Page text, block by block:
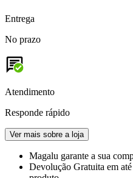
Entrega
No prazo
Atendimento
Responde rápido
Ver mais sobre a loja
Magalu garante a sua
Devolução Gratuita em